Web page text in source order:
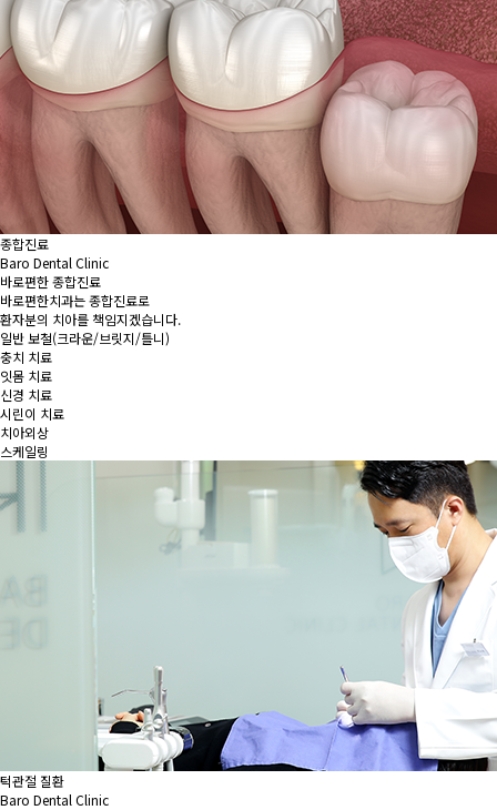
종합진료
Baro Dental Clinic
바로편한 종합진료
바로편한치과는 종합진료로
환자분의 치아를 책임지겠습니다.
일반 보철(크라운/브릿지/틀니)
충치 치료
잇몸 치료
신경 치료
시린이 치료
치아외상
스케일링
턱관절 질환
Baro Dental Clinic